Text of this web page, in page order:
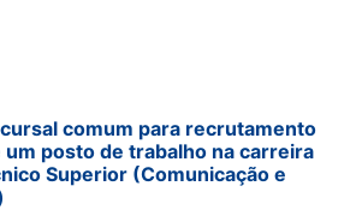
comum para recrutamento
posto de trabalho na carreira
Superior (Comunicação e